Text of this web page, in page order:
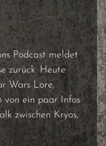
Podcast meldet
zurück. Heute
Wars Lore,
von ein paar Infos
zwischen Kryos,